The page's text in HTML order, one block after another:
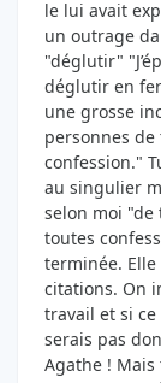
le lui avait
un outrage
"déglutir"
déglutir en
une grosse
personnes
confession."
au singulier
selon moi "de
toutes
terminée.
citations. On
travail et si
serais pas
Agathe !